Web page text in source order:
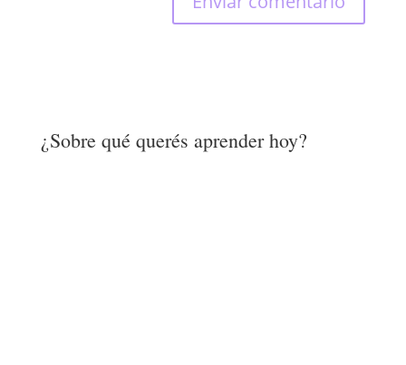
¿Sobre qué querés aprender hoy?